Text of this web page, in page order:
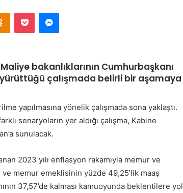
Odnoklassniki
Pocket Messenger
bakanlıklarının Cumhurbaşkanı
yürüttüğü çalışmada belirli bir aşamaya
yapılmasına yönelik çalışmada sona yaklaştı.
senaryoların yer aldığı çalışma, Kabine
sunulacak.
2023 yılı enflasyon rakamıyla memur ve
memur emeklisinin yüzde 49,25’lik maaş
37,57’de kalması kamuoyunda beklentilere yol